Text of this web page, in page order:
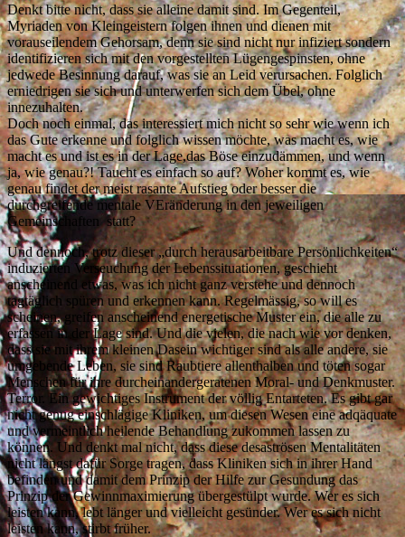
Denkt bitte nicht, dass sie alleine damit sind. Im Gegenteil,
Myriaden von Kleingeistern folgen ihnen und dienen mit
vorauseilendem Gehorsam, denn sie sind nicht nur infiziert sondern
identifizieren sich mit den vorgestellten Lügengespinsten, ohne
jedwede Besinnung darauf, was sie an Leid verursachen. Folglich
erniedrigen sie sich und unterwerfen sich dem Übel, ohne
innezuhalten.
Doch noch einmal, das interessiert mich nicht so sehr wie wenn ich
das Gute erkenne und folglich wissen möchte, was macht es, wie
macht es und ist es in der Lage,das Böse einzudämmen, und wenn
ja, wie genau?! Taucht es einfach so auf? Woher kommt es, wie
genau findet der meist rasante Aufstieg oder besser die
durchgreifende mentale VEränderung in den jeweiligen
Gemeinschaften statt?
Und dennoch, trotz dieser „durch herausarbeitbare Persönlichkeiten“
induzierten Verseuchung der Lebenssituationen, geschieht
anscheinend etwas, was ich nicht ganz verstehe und dennoch
tagtäglich spüren und erkennen kann. Regelmässig, so will es
scheinen, greifen anscheinend energetische Muster ein, die alle zu
erfassen in der Lage sind. Und die vielen, die nach wie vor denken,
dass sie mit ihrem kleinen Dasein wichtiger sind als alle andere, sie
umgebende Leben, sie sind Raubtiere allenthalben und töten sogar
Menschen für ihre durcheinandergeratenen Moral- und Denkmuster.
Terror. Ein gewichtiges Instrument der völlig Entarteten. Es gibt gar
nicht genug einschlägige Kliniken, um diesen Wesen eine adqäquate
und vermeintlich heilende Behandlung zukommen lassen zu
können. Und denkt mal nicht, dass diese desaströsen Mentalitäten
nicht längst dafür Sorge tragen, dass Kliniken sich in ihrer Hand
befinden und damit dem Prinzip der Hilfe zur Gesundung das
Prinzip der Gewinnmaximierung übergestülpt wurde. Wer es sich
leisten kann, lebt länger und vielleicht gesünder. Wer es sich nicht
leisten kann, stirbt früher.